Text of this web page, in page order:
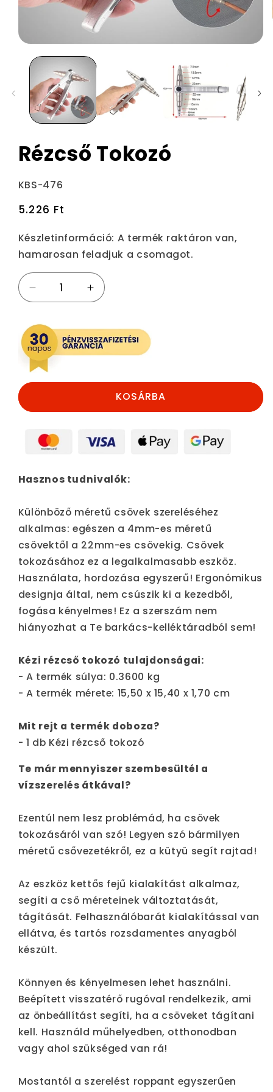
Rézcső Tokozó
Termékváltozat:
KBS-476
Normál
5.226 Ft
Készletinformáció: A termék raktáron van,
hamarosan feladjuk a csomagot.
Rézcső
Tokozó
csökkentése
Rézcső
Tokozó
növelése
KOSÁRBA
Hasznos tudnivalók:
Különböző méretű csövek szereléséhez
alkalmas: egészen a 4mm-es méretű
csövektől a 22mm-es csövekig. Csövek
tokozásához ez a legalkalmasabb eszköz.
Használata, hordozása egyszerű! Ergonómikus
designja által, nem csúszik ki a kezedből,
fogása kényelmes! Ez a szerszám nem
hiányozhat a Te barkács-kelléktáradból sem!
Kézi rézcső tokozó tulajdonságai:
- A termék súlya: 0.3600 kg
- A termék mérete: 15,50 x 15,40 x 1,70 cm
Mit rejt a termék doboza?
- 1 db Kézi rézcső tokozó
Te már mennyiszer szembesültél a
vízszerelés átkával?
Ezentúl nem lesz problémád, ha csövek
tokozásáról van szó! Legyen szó bármilyen
méretű csővezetékről, ez a kütyü segít rajtad!
Az eszköz kettős fejű kialakítást alkalmaz,
segíti a cső méreteinek változtatását,
tágítását. Felhasználóbarát kialakítással van
ellátva, és tartós rozsdamentes anyagból
készült.
Könnyen és kényelmesen lehet használni.
Beépített visszatérő rugóval rendelkezik, ami
az önbeállítást segíti, ha a csöveket tágítani
kell. Használd műhelyedben, otthonodban
vagy ahol szükséged van rá!
Mostantól a szerelést roppant egyszerűen